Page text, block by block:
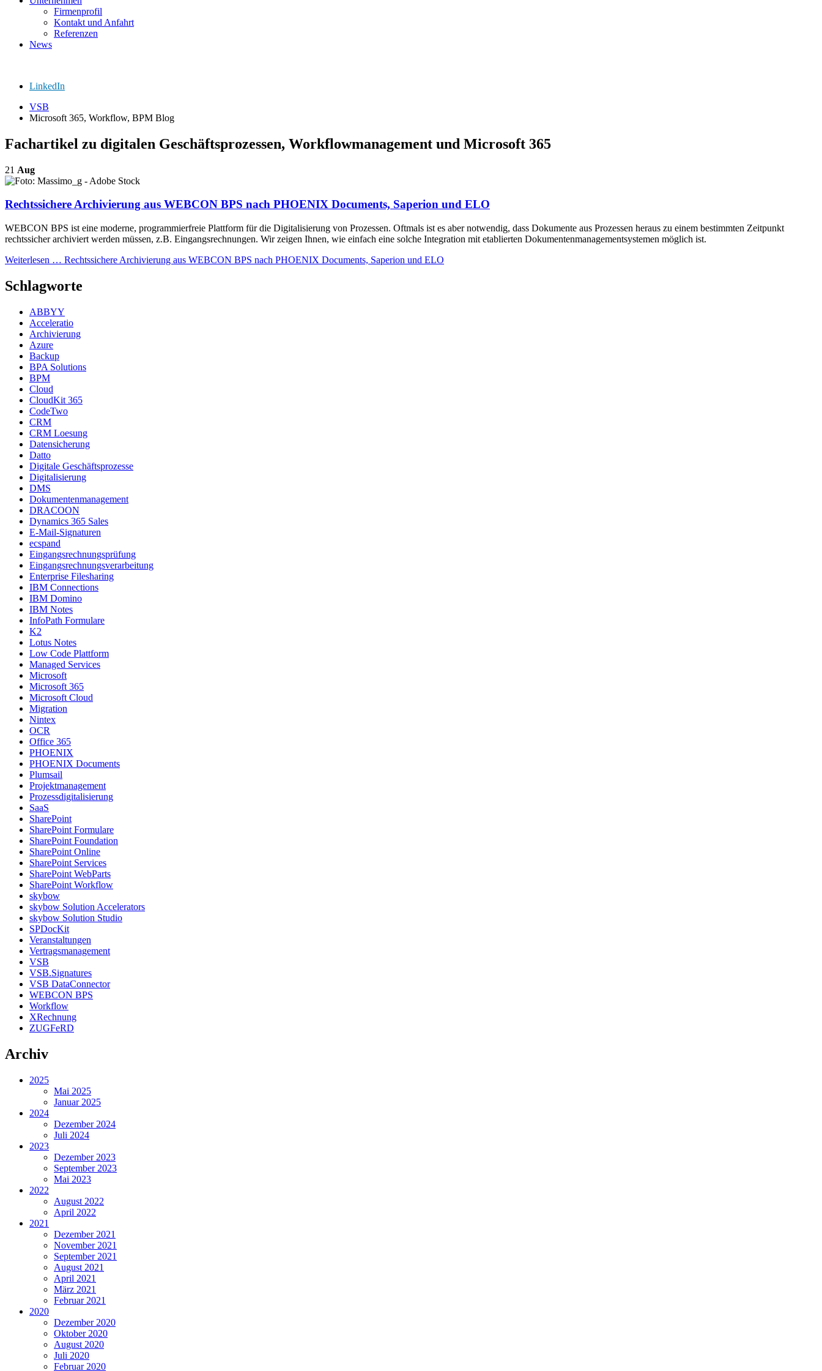
Firmenprofil
Kontakt und Anfahrt
Referenzen
News
LinkedIn
VSB
Microsoft 365, Workflow, BPM Blog
Fachartikel zu digitalen Geschäftsprozessen, Workflowmanagement und Microsoft 365
21 Aug
Rechtssichere Archivierung aus WEBCON BPS nach PHOENIX Documents, Saperion und ELO
WEBCON BPS ist eine moderne, programmierfreie Plattform für die Digitalisierung von Prozessen. Oftmals ist es aber notwendig, dass Dokumente aus Prozessen heraus zu einem bestimmten Zeitpunkt
rechtssicher archiviert werden müssen, z.B. Eingangsrechnungen. Wir zeigen Ihnen, wie einfach eine solche Integration mit etablierten Dokumentenmanagementsystemen möglich ist.
Weiterlesen … Rechtssichere Archivierung aus WEBCON BPS nach PHOENIX Documents, Saperion und ELO
Schlagworte
ABBYY
Acceleratio
Archivierung
Azure
Backup
BPA Solutions
BPM
Cloud
CloudKit 365
CodeTwo
CRM
CRM Loesung
Datensicherung
Datto
Digitale Geschäftsprozesse
Digitalisierung
DMS
Dokumentenmanagement
DRACOON
Dynamics 365 Sales
E-Mail-Signaturen
ecspand
Eingangsrechnungsprüfung
Eingangsrechnungsverarbeitung
Enterprise Filesharing
IBM Connections
IBM Domino
IBM Notes
InfoPath Formulare
K2
Lotus Notes
Low Code Plattform
Managed Services
Microsoft
Microsoft 365
Microsoft Cloud
Migration
Nintex
OCR
Office 365
PHOENIX
PHOENIX Documents
Plumsail
Projektmanagement
Prozessdigitalisierung
SaaS
SharePoint
SharePoint Formulare
SharePoint Foundation
SharePoint Online
SharePoint Services
SharePoint WebParts
SharePoint Workflow
skybow
skybow Solution Accelerators
skybow Solution Studio
SPDocKit
Veranstaltungen
Vertragsmanagement
VSB
VSB.Signatures
VSB DataConnector
WEBCON BPS
Workflow
XRechnung
ZUGFeRD
Archiv
2025
Mai 2025
Januar 2025
2024
Dezember 2024
Juli 2024
2023
Dezember 2023
September 2023
Mai 2023
2022
August 2022
April 2022
2021
Dezember 2021
November 2021
September 2021
August 2021
April 2021
März 2021
Februar 2021
2020
Dezember 2020
Oktober 2020
August 2020
Juli 2020
Februar 2020